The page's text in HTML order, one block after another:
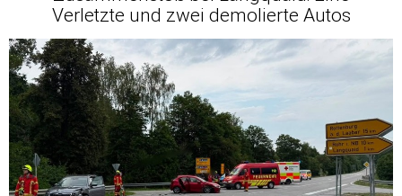
Verletzte und zwei demolierte Autos